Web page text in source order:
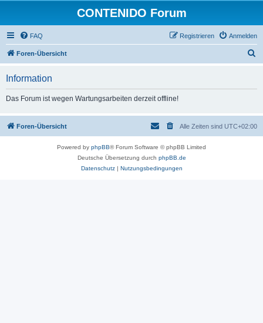
CONTENIDO Forum
FAQ Anmelden
Registrieren
Foren-Übersicht
Information
Das Forum ist wegen Wartungsarbeiten derzeit offline!
Foren-Übersicht Alle Zeiten sind UTC+02:00
Powered by phpBB® Forum Software © phpBB Limited
Deutsche Übersetzung durch phpBB.de
Datenschutz| Nutzungsbedingungen